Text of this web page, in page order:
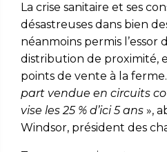
La crise sanitaire et ses
désastreuses dans bien
néanmoins permis l’essor
distribution de proximité,
points de vente à la ferme.
part vendue en circuits
vise les 25 % d’ici 5 ans »,
Windsor, président des